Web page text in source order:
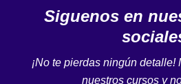
Siguenos en
¡No te pierdas ningún detalle!
nuestros cursos y